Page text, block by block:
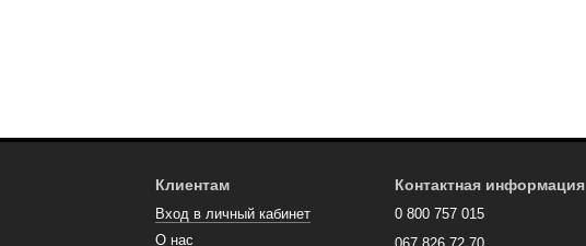
Клиентам
Вход в личный кабинет
О нас
Контактная информация
0 800 757 015